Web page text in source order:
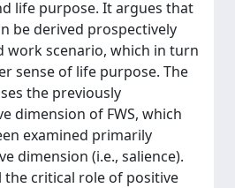
life purpose. It argues that
be derived prospectively
work scenario, which in turn
sense of life purpose. The
the previously
dimension of FWS, which
examined primarily
dimension (i.e., salience).
the critical role of positive